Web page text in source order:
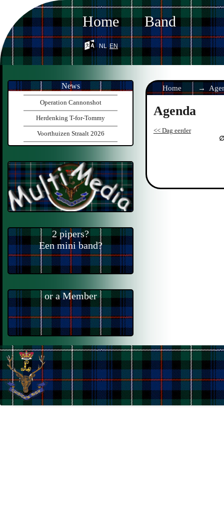
Home Band
nl en
Home
Agenda
<< Dag eerder
News
Operation Cannonshot
Herdenking T-for-Tommy
Voorthuizen Straalt 2026
2 pipers?
Een mini band?
or a Member